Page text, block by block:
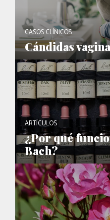
CASOS CLÍNICOS
Cándidas
ARTÍCULOS
¿Por qué
Bach?